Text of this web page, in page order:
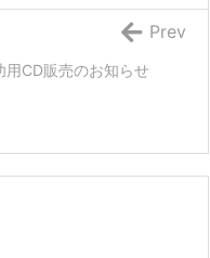
用CD販売のお知らせ
Prev